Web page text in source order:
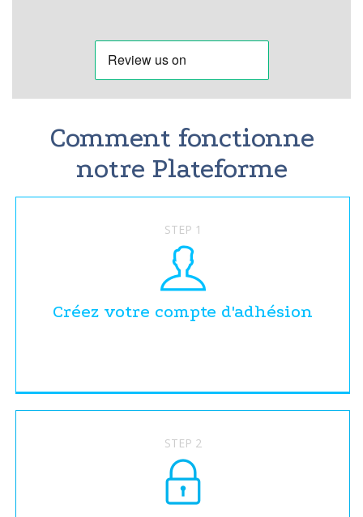
Comment fonctionne
notre Plateforme
STEP 1
Créez votre compte d'adhésion
STEP 2